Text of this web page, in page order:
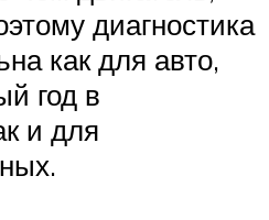
диагностика
как для авто,
год в
и для